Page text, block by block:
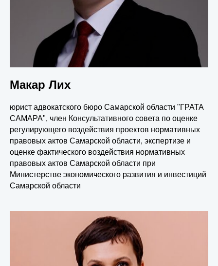
Макар Лих
юрист адвокатского бюро Самарской области "ГРАТА
САМАРА", член Консультативного совета по оценке
регулирующего воздействия проектов нормативных
правовых актов Самарской области, экспертизе и
оценке фактического воздействия нормативных
правовых актов Самарской области при
Министерстве экономического развития и инвестиций
Самарской области